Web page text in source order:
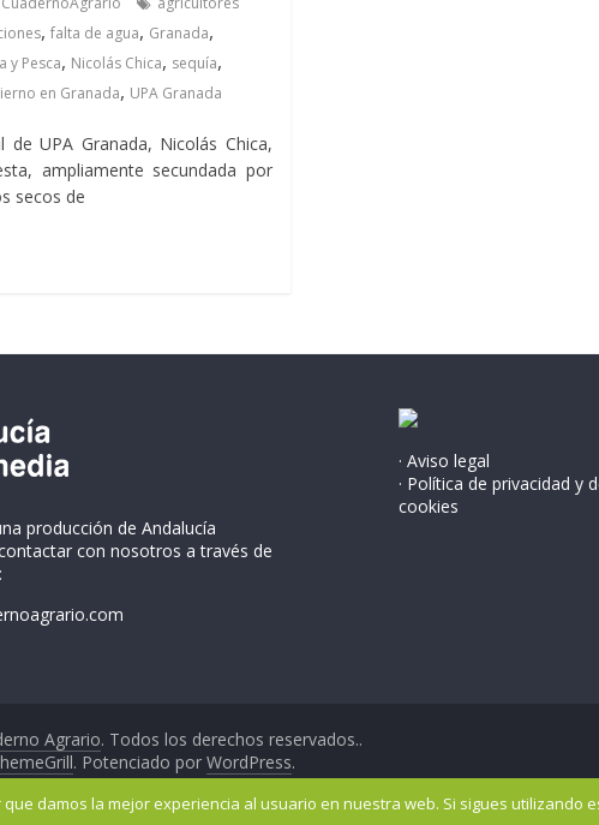
, falta de agua, Granada,
y Pesca, Nicolás Chica, sequía,
en Granada, UPA Granada
de UPA Granada, Nicolás Chica,
ampliamente secundada por
secos de
producción de Andalucía
con nosotros a través de
· Aviso legal
· Política de privacidad y
cookies
Agrario. Todos los derechos reservados..
. Potenciado por WordPress.
damos la mejor experiencia al usuario en nuestra web. Si sigues utilizando